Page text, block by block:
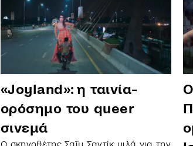
«Joyland»: η ταινία-
ορόσημο του queer
σινεμά
Ο σκηνοθέτης Σαΐμ Σαντίκ μιλά για την